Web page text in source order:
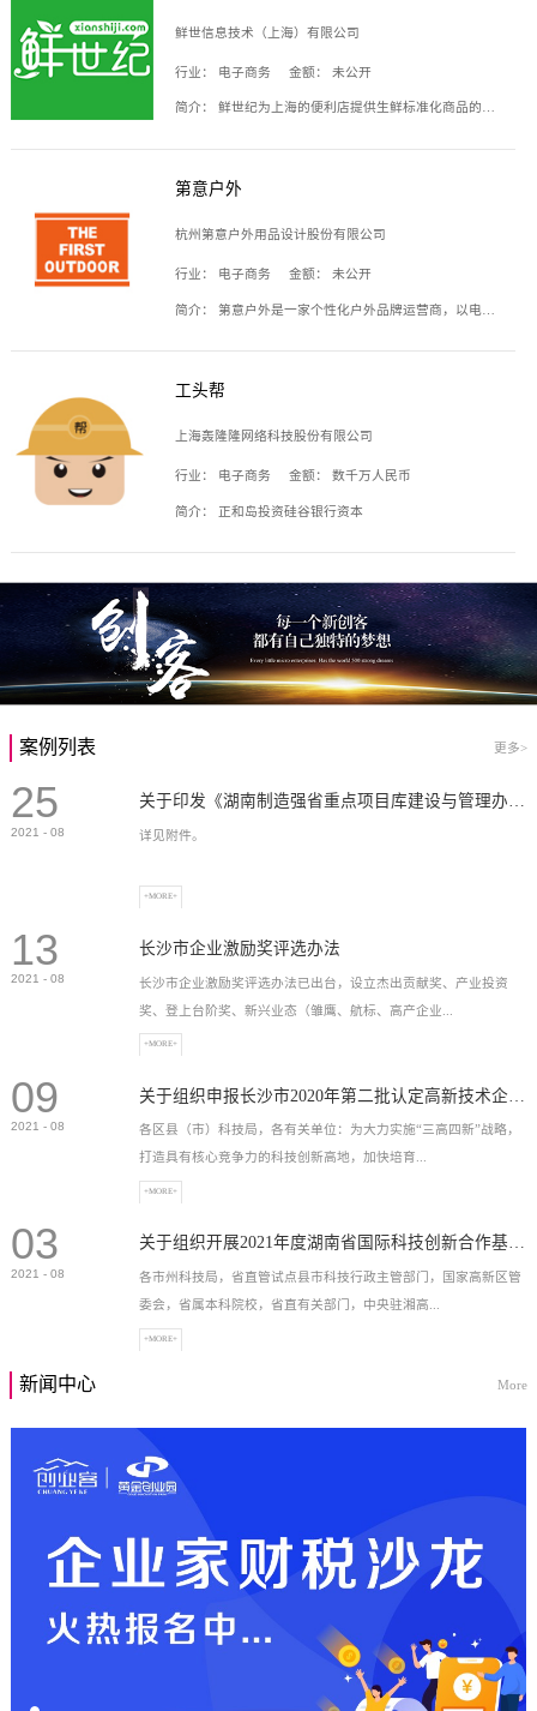
鲜世信息技术（上海）有限公司
行业： 电子商务 金额： 未公开
简介： 鲜世纪为上海的便利店提供生鲜标准化商品的供应链服务，帮商家解决生鲜采购、运营问题，帮助商家销售。平台提供的商品覆盖果蔬肉类、常温与低温奶制品、冷冻食品、零食饮料、粮油副食、居家洗护等多个品类，上架SKU3000余个。公司建立了近万平方米的仓储场地和物流配送体系，为合作商家提供快速配送服务。
第意户外
杭州第意户外用品设计股份有限公司
行业： 电子商务 金额： 未公开
简介： 第意户外是一家个性化户外品牌运营商，以电子商务为主要载体，主要从事户外产品的设计、生产、销售业务，产品包含冲锋衣、户外鞋、户外背包等。
工头帮
上海轰隆隆网络科技股份有限公司
行业： 电子商务 金额： 数千万人民币
简介： 正和岛投资硅谷银行资本
案例列表 更多>
25
2021 - 08 详见附件。
+MORE+
13
2021 - 08
长沙市企业激励奖评选办法
长沙市企业激励奖评选办法已出台，设立杰出贡献奖、产业投资
奖、登上台阶奖、新兴业态（雏鹰、航标、高产企业...
）奖等，最高奖励2...
+MORE+
09
2021 - 08
各区县（市）科技局，各有关单位：为大力实施“三高四新”战略，
打造具有核心竞争力的科技创新高地，加快培育...
高新技术企业，充分...
+MORE+
03
2021 - 08
关于组织开展2021年度湖南省国际科技创新合作基地申报工作的通知
各市州科技局，省直管试点县市科技行政主管部门，国家高新区管
委会，省属本科院校，省直有关部门，中央驻湘高...
+MORE+
新闻中心 More